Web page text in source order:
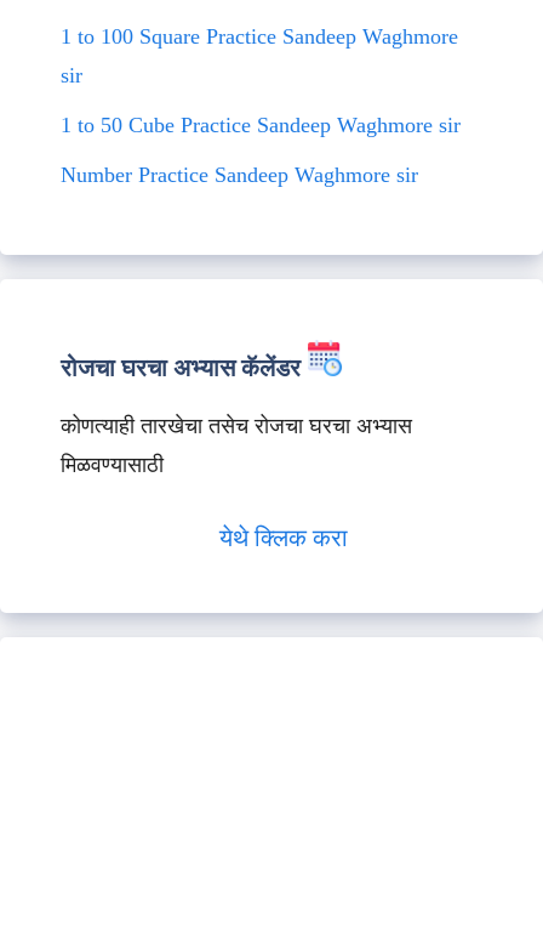
1 to 100 Square Practice Sandeep Waghmore
sir
1 to 50 Cube Practice Sandeep Waghmore sir
Number Practice Sandeep Waghmore sir
रोजचा घरचा अभ्यास कॅलेंडर
कोणत्याही तारखेचा तसेच रोजचा घरचा अभ्यास
मिळवण्यासाठी
येथे क्लिक करा